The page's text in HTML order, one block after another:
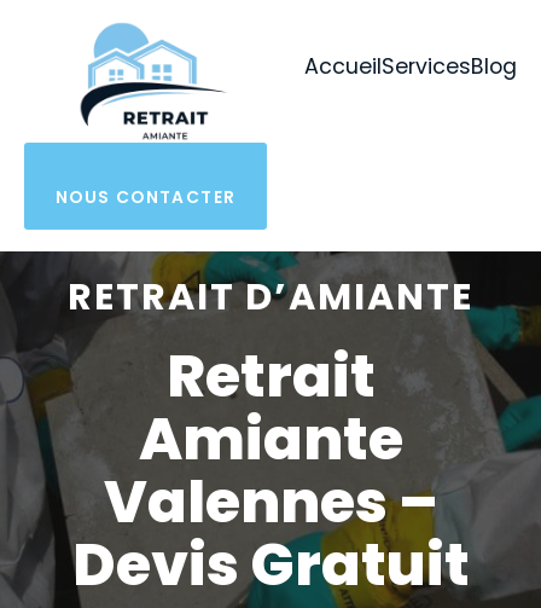
AccueilServicesBlog
NOUS CONTACTER
RETRAIT D’AMIANTE
Retrait
Amiante
Valennes –
Devis Gratuit